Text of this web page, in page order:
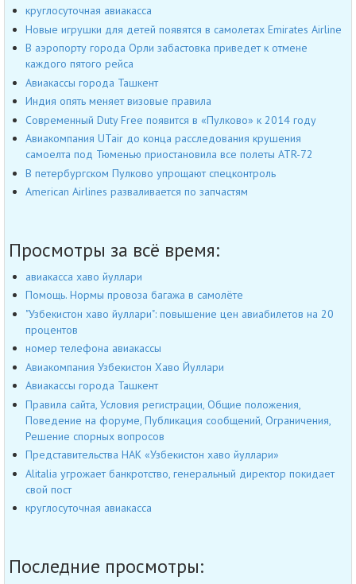
круглосуточная авиакасса
Новые игрушки для детей появятся в самолетах Emirates Airline
В аэропорту города Орли забастовка приведет к отмене
каждого пятого рейса
Авиакассы города Ташкент
Индия опять меняет визовые правила
Современный Duty Free появится в «Пулково» к 2014 году
Авиакомпания UTair до конца расследования крушения
самоелта под Тюменью приостановила все полеты ATR-72
В петербургском Пулково упрощают спецконтроль
American Airlines разваливается по запчастям
Просмотры за всё время:
авиакасса хаво йуллари
Помощь. Нормы провоза багажа в самолёте
"Узбекистон хаво йуллари": повышение цен авиабилетов на 20
процентов
номер телефона авиакассы
Авиакомпания Узбекистон Хаво Йуллари
Авиакассы города Ташкент
Правила сайта, Условия регистрации, Общие положения,
Поведение на форуме, Публикация сообщений, Ограничения,
Решение спорных вопросов
Представительства НАК «Узбекистон хаво йуллари»
Alitalia угрожает банкротство, генеральный директор покидает
свой пост
круглосуточная авиакасса
Последние просмотры: